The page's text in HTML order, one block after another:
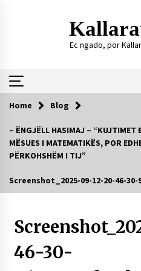
Ec ngado, por
Te rejat
DURRËS: ZGJEDHJE TË REJA TË
SHOQATËS “KALLARATI”
SI U ARRIT TË REALIZOHEJ PERLA
“JANINËS Ç’I PANË SYTË”
06/06/2026
Home Blog
– ËNGJËLL HASIMAJ – “KUJTIMET
MËSUES I MATEMATIKËS, POR
PËRKOHSHËM I TIJ”
Screenshot_2025-09-12-20-46-
46-30-